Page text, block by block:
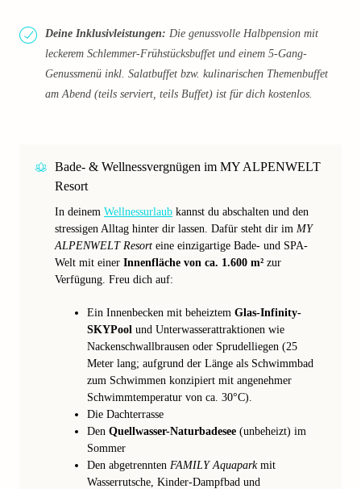
Deine Inklusivleistungen: Die genussvolle Halbpension mit
leckerem Schlemmer-Frühstücksbuffet und einem 5-Gang-
Genussmenü inkl. Salatbuffet bzw. kulinarischen Themenbuffet
am Abend (teils serviert, teils Buffet) ist für dich kostenlos.
Bade- & Wellnessvergnügen im MY ALPENWELT
Resort
In deinem Wellnessurlaub kannst du abschalten und den
stressigen Alltag hinter dir lassen. Dafür steht dir im MY
ALPENWELT Resort eine einzigartige Bade- und SPA-
Welt mit einer Innenfläche von ca. 1.600 m² zur
Verfügung. Freu dich auf:
Ein Innenbecken mit beheiztem Glas-Infinity-
SKYPool und Unterwasserattraktionen wie
Nackenschwallbrausen oder Sprudelliegen (25
Meter lang; aufgrund der Länge als Schwimmbad
zum Schwimmen konzipiert mit angenehmer
Schwimmtemperatur von ca. 30°C).
Die Dachterrasse
Den Quellwasser-Naturbadesee (unbeheizt) im
Sommer
Den abgetrennten FAMILY Aquaparkmit
Wasserrutsche, Kinder-Dampfbad und